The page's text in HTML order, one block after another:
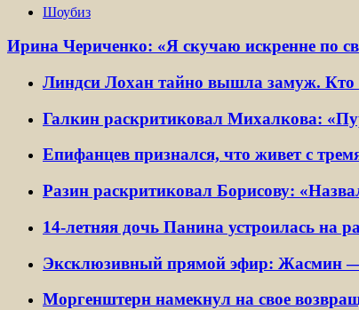
Шоубиз
Ирина Чериченко: «Я скучаю искренне по
Линдси Лохан тайно вышла замуж. Кто
Галкин раскритиковал Михалкова:
Епифанцев признался, что живет с
Разин раскритиковал Борисову:
14-летняя дочь Панина устроилась на
Эксклюзивный прямой эфир: Жасмин —
Моргенштерн намекнул на свое